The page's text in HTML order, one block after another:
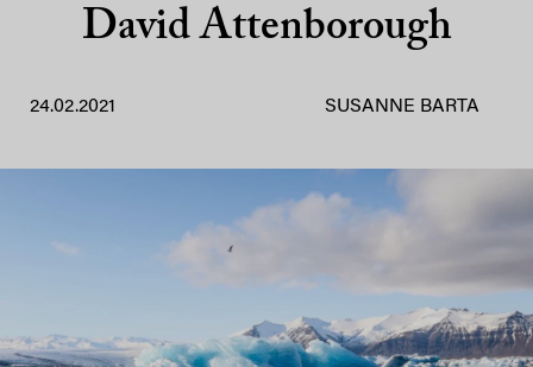
David Attenborough
24.02.2021 SUSANNE BARTA